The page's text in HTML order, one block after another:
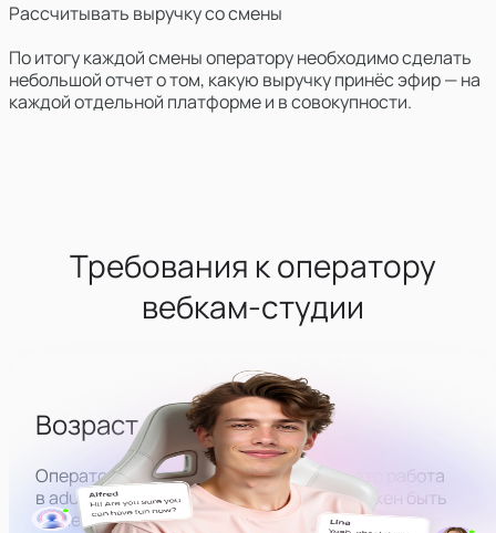
Рассчитывать выручку со смены
По итогу каждой смены оператору необходимо сделать
небольшой отчет о том, какую выручку принёс эфир — на
каждой отдельной платформе и в совокупности.
Требования к оператору
вебкам-студии
Возраст от 18 лет
Оператор вебкам-студиивВологде
— это работа
в adult-сфере, поэтому ваш возраст должен быть
не меньше 18 лет, пол не важен.